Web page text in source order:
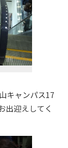
キャンパス17
出迎えしてく